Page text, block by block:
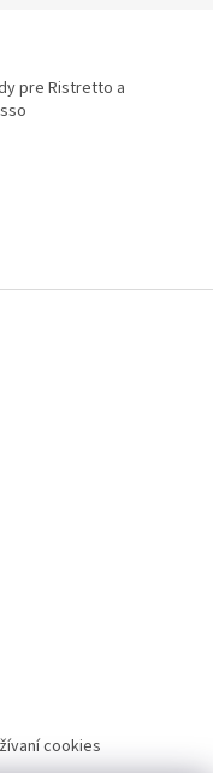
pre Ristretto a
cookies